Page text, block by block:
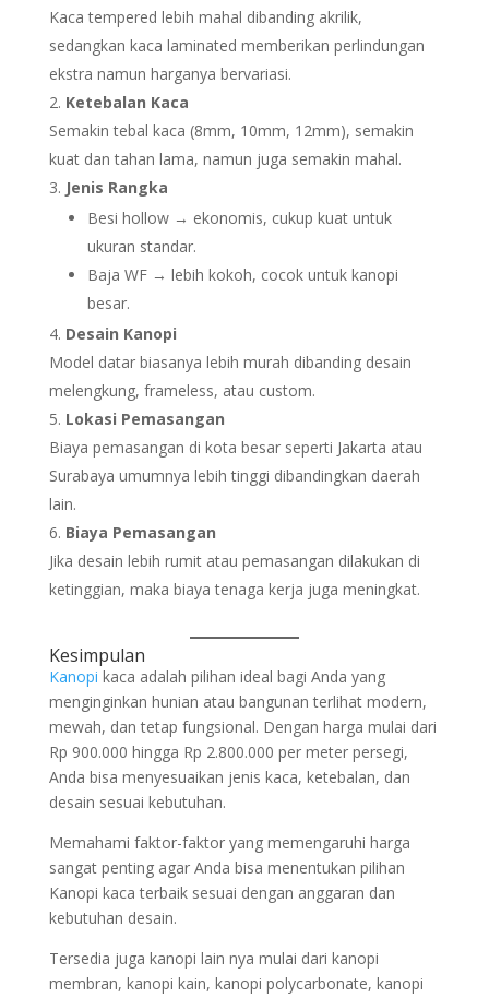
Kaca tempered lebih mahal dibanding akrilik,
sedangkan kaca laminated memberikan perlindungan
ekstra namun harganya bervariasi.
Ketebalan Kaca
Semakin tebal kaca (8mm, 10mm, 12mm), semakin
kuat dan tahan lama, namun juga semakin mahal.
Jenis Rangka
Besi hollow → ekonomis, cukup kuat untuk
ukuran standar.
Baja WF → lebih kokoh, cocok untuk kanopi
besar.
Desain Kanopi
Model datar biasanya lebih murah dibanding desain
melengkung, frameless, atau custom.
Lokasi Pemasangan
Biaya pemasangan di kota besar seperti Jakarta atau
Surabaya umumnya lebih tinggi dibandingkan daerah
lain.
Biaya Pemasangan
Jika desain lebih rumit atau pemasangan dilakukan di
ketinggian, maka biaya tenaga kerja juga meningkat.
Kesimpulan
Kanopi kaca adalah pilihan ideal bagi Anda yang
menginginkan hunian atau bangunan terlihat modern,
mewah, dan tetap fungsional. Dengan harga mulai dari
Rp 900.000 hingga Rp 2.800.000 per meter persegi,
Anda bisa menyesuaikan jenis kaca, ketebalan, dan
desain sesuai kebutuhan.
Memahami faktor-faktor yang memengaruhi harga
sangat penting agar Anda bisa menentukan pilihan
Kanopi kaca terbaik sesuai dengan anggaran dan
kebutuhan desain.
Tersedia juga kanopi lain nya mulai dari kanopi
membran, kanopi kain, kanopi polycarbonate, kanopi